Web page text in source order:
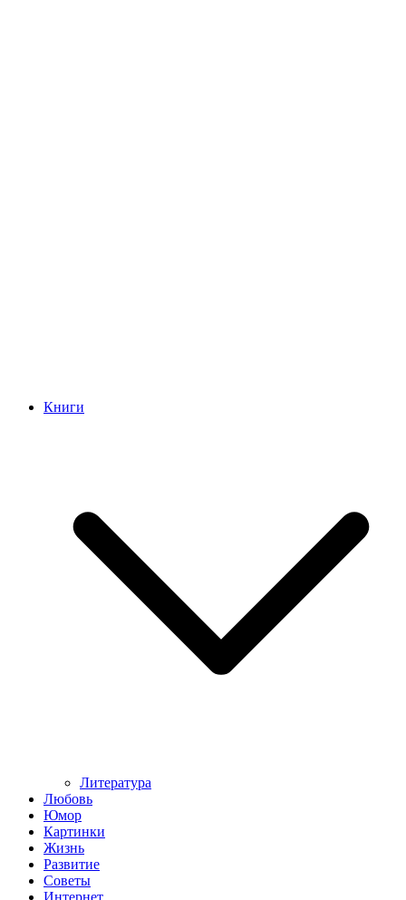
Книги
Литература
Любовь
Юмор
Картинки
Жизнь
Развитие
Советы